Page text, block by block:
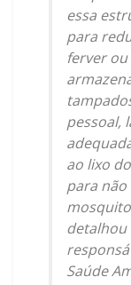
essa
para
ferver
pessoal,
ao lixo
para
detalhou
Saúde